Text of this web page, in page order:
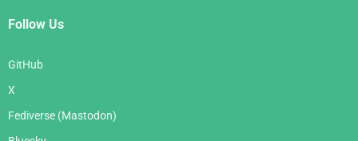
Follow Us
GitHub
X
Fediverse (Mastodon)